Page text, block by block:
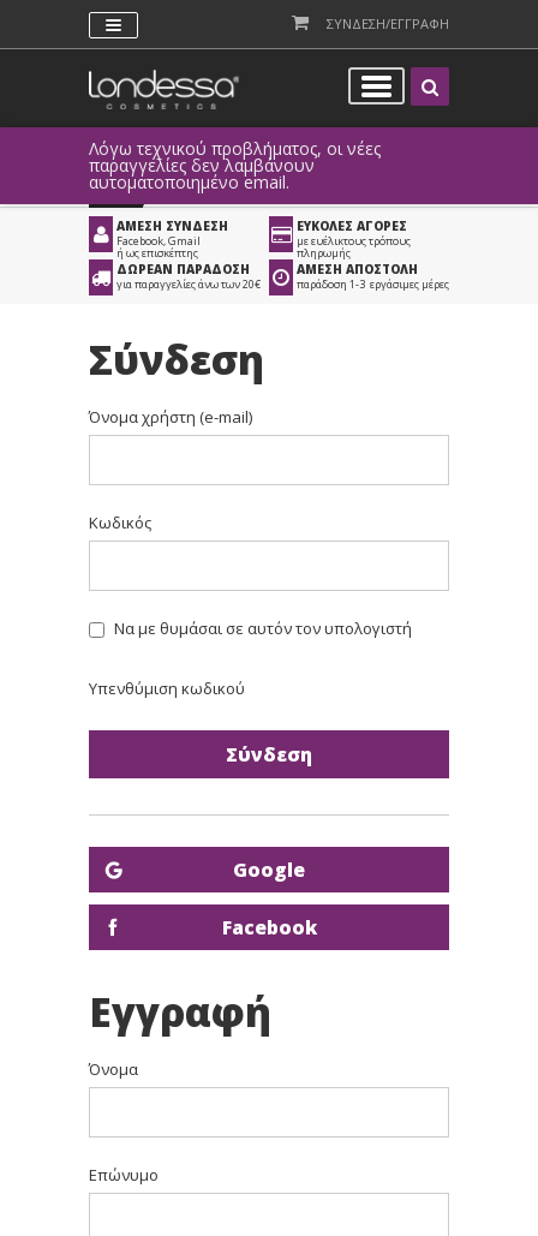
ΣΥΝΔΕΣΗ/ΕΓΓΡΑΦΗ
Λόγω τεχνικού προβλήματος, οι νέες
παραγγελίες δεν λαμβάνουν
αυτοματοποιημένο email.
ΑΜΕΣΗ ΣΥΝΔΕΣΗ
Facebook, Gmail
ή ως επισκέπτης
ΕΥΚΟΛΕΣ ΑΓΟΡΕΣ
με ευέλικτους τρόπους
πληρωμής
ΔΩΡΕΑΝ ΠΑΡΑΔΟΣΗ
για παραγγελίες άνω των 20€
ΑΜΕΣΗ ΑΠΟΣΤΟΛΗ
παράδοση 1-3 εργάσιμες μέρες
Σύνδεση
Όνομα χρήστη (e-mail)
Κωδικός
Να με θυμάσαι σε αυτόν τον υπολογιστή
Υπενθύμιση κωδικού
Google
Facebook
Εγγραφή
Όνομα
Επώνυμο